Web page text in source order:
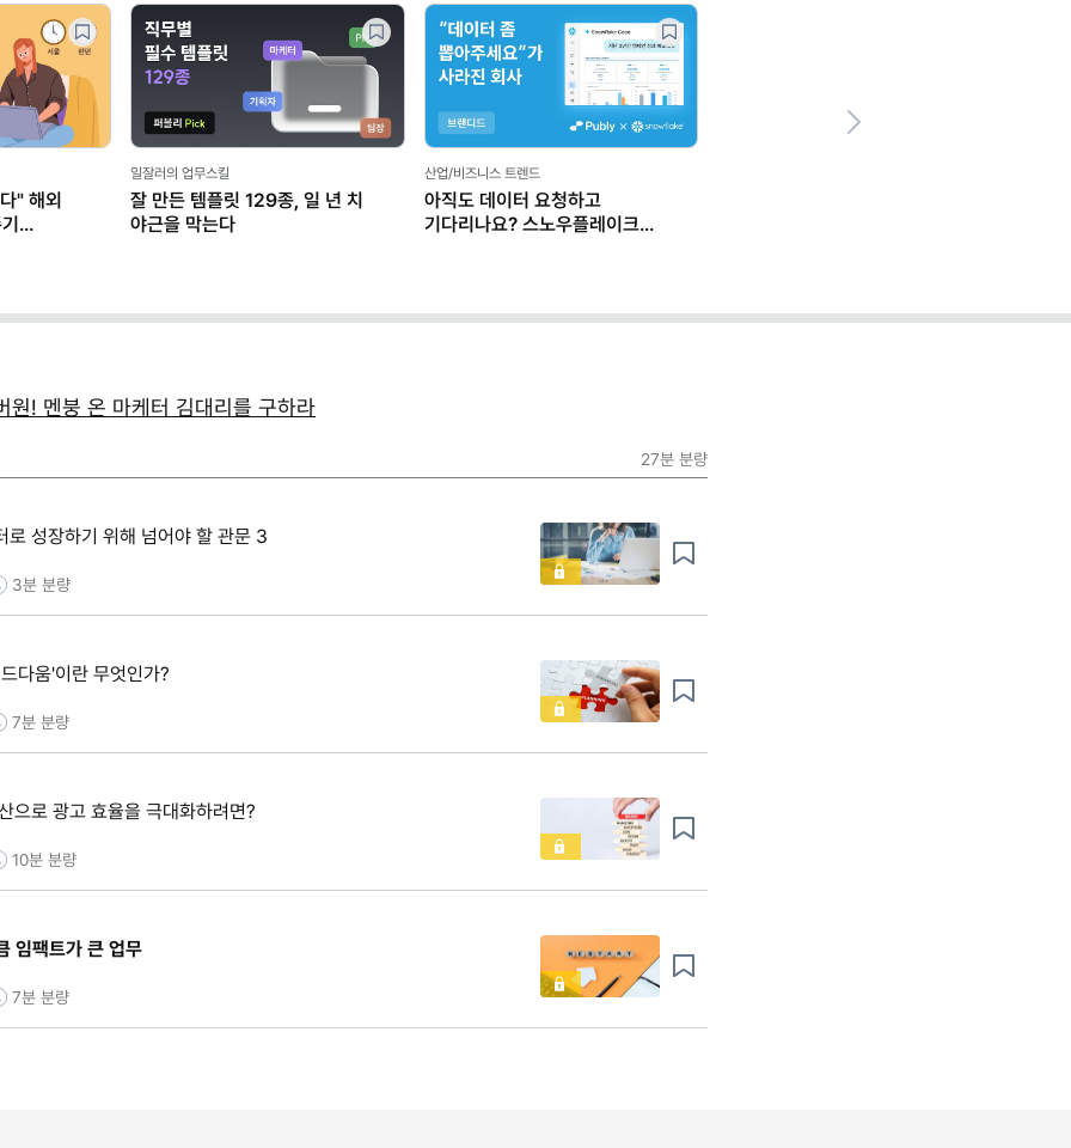
" 해외
일잘러의 업무스킬
잘 만든 템플릿 129종, 일 년 치
야근을 막는다
산업/비즈니스 트렌드
아직도 데이터 요청하고
기다리나요? 스노우플레이크
원! 멘붕 온 마케터 김대리를 구하라
27분 분량
로 성장하기 위해 넘어야 할 관문 3
3분 분량
다움'이란 무엇인가?
7분 분량
으로 광고 효율을 극대화하려면?
10분 분량
임팩트가 큰 업무
7분 분량